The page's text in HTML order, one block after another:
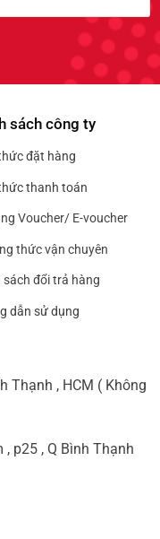
sách công ty
đặt hàng
thanh toán
Voucher/ E-voucher
thức vận chuyên
sách đổi trả hàng
dẫn sử dụng
Thạnh , HCM ( Không
p25 , Q Bình Thạnh